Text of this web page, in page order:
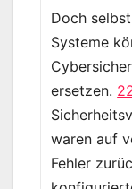
Doch
Systeme
ersetzen.
waren auf
Fehler